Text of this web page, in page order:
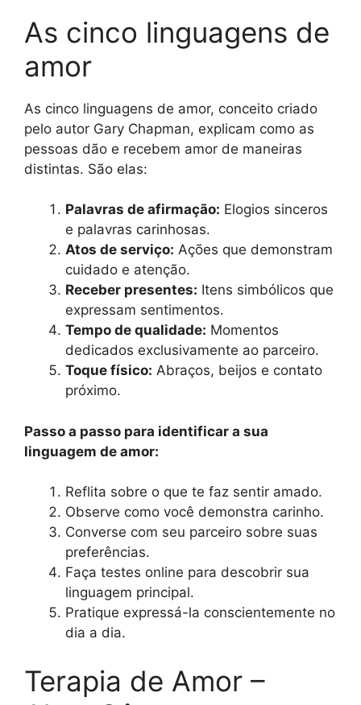
As cinco linguagens de
amor
As cinco linguagens de amor, conceito criado
pelo autor Gary Chapman, explicam como as
pessoas dão e recebem amor de maneiras
distintas. São elas:
Palavras de afirmação: Elogios sinceros
e palavras carinhosas.
Atos de serviço: Ações que demonstram
cuidado e atenção.
Receber presentes: Itens simbólicos que
expressam sentimentos.
Tempo de qualidade: Momentos
dedicados exclusivamente ao parceiro.
Toque físico: Abraços, beijos e contato
próximo.
Passo a passo para identificar a sua
linguagem de amor:
Reflita sobre o que te faz sentir amado.
Observe como você demonstra carinho.
Converse com seu parceiro sobre suas
preferências.
Faça testes online para descobrir sua
linguagem principal.
Pratique expressá-la conscientemente no
dia a dia.
Terapia de Amor –